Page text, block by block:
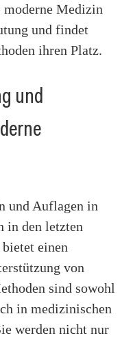
moderne Medizin
und findet
ihren Platz.
und
und Auflagen in
in den letzten
einen
von
sind sowohl
in medizinischen
werden nicht nur